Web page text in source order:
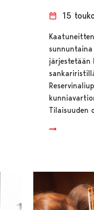
15
järjestetään
Tilaisuuden